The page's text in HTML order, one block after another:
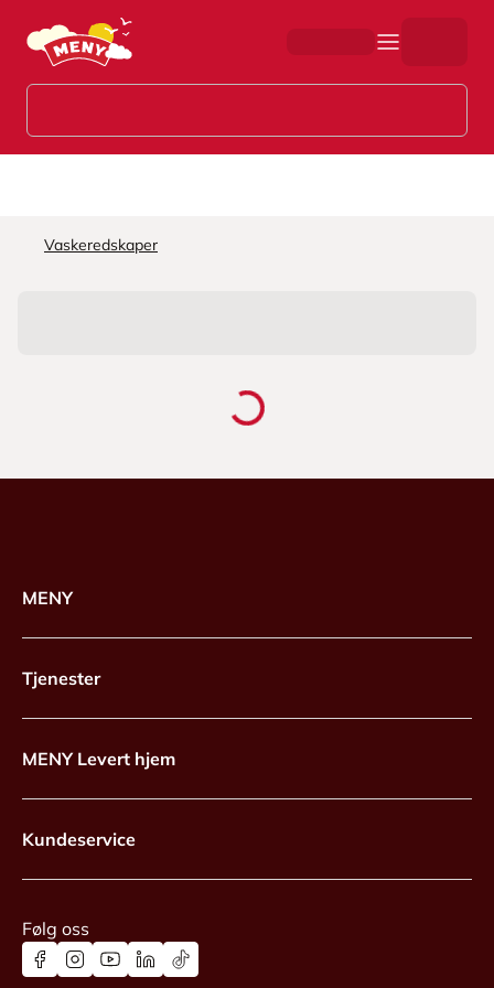
Hopp til hovedinnhold
Vaskeredskaper
MENY
Tjenester
MENY Levert hjem
Kundeservice
Følg oss